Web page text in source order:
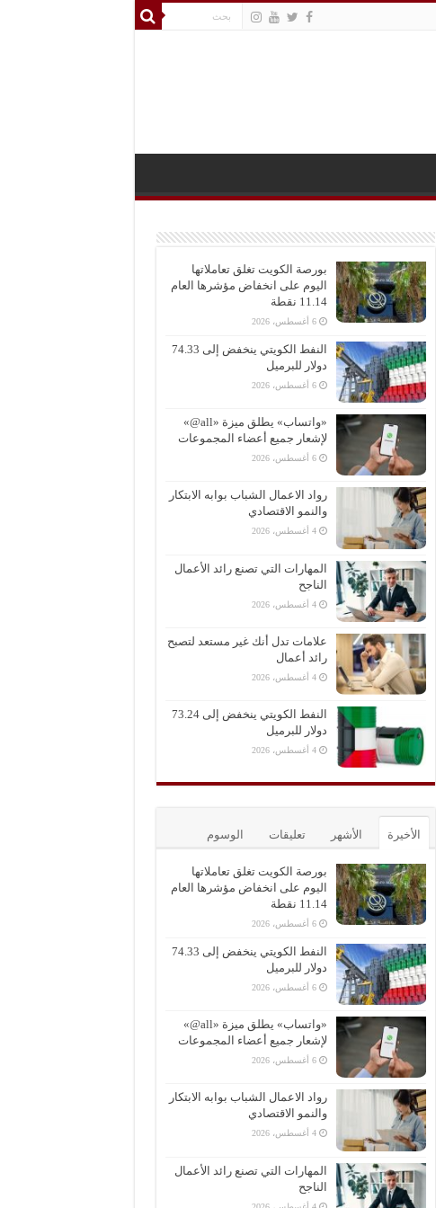
بورصة الكويت تغلق تعاملاتها
اليوم على انخفاض مؤشرها العام
11.14 نقطة
6 أغسطس، 2026
النفط الكويتي ينخفض إلى 74.33
دولار للبرميل
6 أغسطس، 2026
«واتساب» يطلق ميزة «all@»
لإشعار جميع أعضاء المجموعات
6 أغسطس، 2026
رواد الاعمال الشباب بوابه الابتكار
والنمو الاقتصادي
4 أغسطس، 2026
المهارات التي تصنع رائد الأعمال
الناجح
4 أغسطس، 2026
علامات تدل أنك غير مستعد لتصبح
رائد أعمال
4 أغسطس، 2026
النفط الكويتي ينخفض إلى 73.24
دولار للبرميل
4 أغسطس، 2026
الأخيرة الأشهر تعليقات الوسوم
بورصة الكويت تغلق تعاملاتها
اليوم على انخفاض مؤشرها العام
11.14 نقطة
6 أغسطس، 2026
النفط الكويتي ينخفض إلى 74.33
دولار للبرميل
6 أغسطس، 2026
«واتساب» يطلق ميزة «all@»
لإشعار جميع أعضاء المجموعات
6 أغسطس، 2026
رواد الاعمال الشباب بوابه الابتكار
والنمو الاقتصادي
4 أغسطس، 2026
المهارات التي تصنع رائد الأعمال
الناجح